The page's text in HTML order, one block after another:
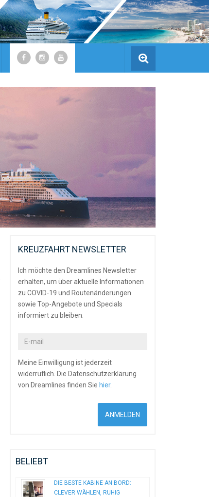
KREUZFAHRT NEWSLETTER
Ich möchte den Dreamlines Newsletter
erhalten, um über aktuelle Informationen
zu COVID-19 und Routenänderungen
sowie Top-Angebote und Specials
informiert zu bleiben.
Meine Einwilligung ist jederzeit
widerruflich. Die Datenschutzerklärung
von Dreamlines finden Sie hier.
BELIEBT
DIE BESTE KABINE AN BORD:
CLEVER WÄHLEN, RUHIG